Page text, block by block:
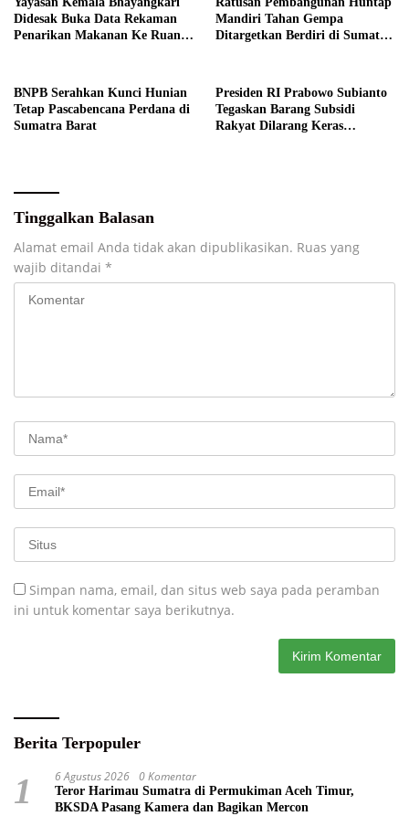
Didesak Buka Data Rekaman
Penarikan Makanan Ke Ruang
Mandiri Tahan Gempa
Ditargetkan Berdiri di Sumatra
BNPB Serahkan Kunci Hunian
Tetap Pascabencana Perdana di
Sumatra Barat
Presiden RI Prabowo Subianto
Tegaskan Barang Subsidi
Rakyat Dilarang Keras
Tinggalkan Balasan
Alamat email Anda tidak akan dipublikasikan. Ruas yang
wajib ditandai *
Simpan nama, email, dan situs web saya pada peramban
ini untuk komentar saya berikutnya.
Berita Terpopuler
1 6 Agustus 2026 0 Komentar
Teror Harimau Sumatra di Permukiman Aceh Timur,
BKSDA Pasang Kamera dan Bagikan Mercon